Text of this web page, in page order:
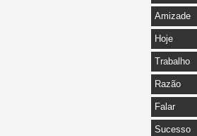
Amizade
Hoje
Trabalho
Razão
Falar
Sucesso